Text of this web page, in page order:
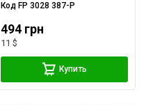
Код FP 3028 387-P
494 грн
11 $
Купить